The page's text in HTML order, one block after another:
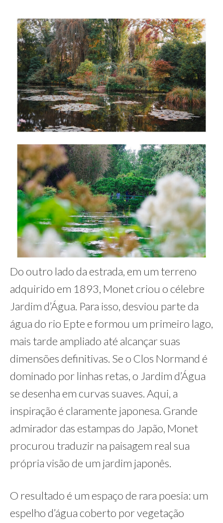
Do outro lado da estrada, em um terreno
adquirido em 1893, Monet criou o célebre
Jardim d’Água. Para isso, desviou parte da
água do rio Epte e formou um primeiro lago,
mais tarde ampliado até alcançar suas
dimensões definitivas. Se o Clos Normand é
dominado por linhas retas, o Jardim d’Água
se desenha em curvas suaves. Aqui, a
inspiração é claramente japonesa. Grande
admirador das estampas do Japão, Monet
procurou traduzir na paisagem real sua
própria visão de um jardim japonês.
O resultado é um espaço de rara poesia: um
espelho d’água coberto por vegetação